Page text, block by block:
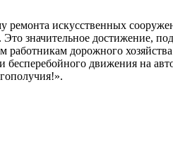
искусственных
значительное достижение,
работникам дорожного
движения на